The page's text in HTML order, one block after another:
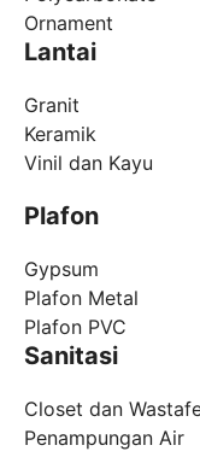
Ornament
Lantai
Granit
Keramik
Vinil dan Kayu
Plafon
Gypsum
Plafon Metal
Plafon PVC
Sanitasi
Closet dan
Penampungan Air